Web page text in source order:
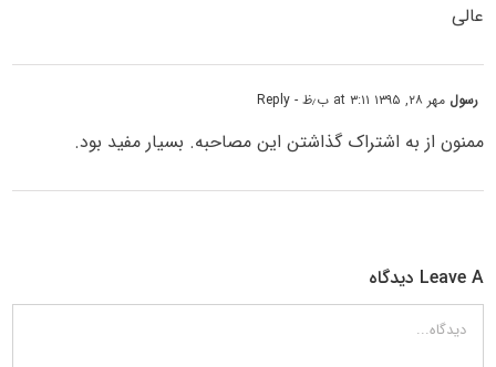
عالی
رسول مهر ۲۸, ۱۳۹۵ at ۳:۱۱ ب٫ظ - Reply
ممنون از به اشتراک گذاشتن این مصاحبه. بسیار مفید بود.
Leave A دیدگاه
دیدگاه